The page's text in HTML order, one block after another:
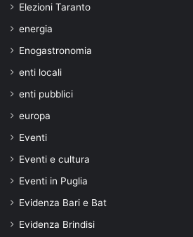
Elezioni Taranto
energia
Enogastronomia
enti locali
enti pubblici
europa
Eventi
Eventi e cultura
Eventi in Puglia
Evidenza Bari e Bat
Evidenza Brindisi